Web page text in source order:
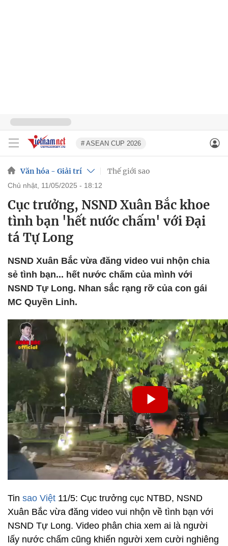
# ASEAN CUP 2026
Văn hóa - Giải trí Thế giới sao
chủ nhật, 11/05/2025 - 18:12
Cục trưởng, NSND Xuân Bắc khoe
tình bạn 'hết nước chấm' với Đại
tá Tự Long
NSND Xuân Bắc vừa đăng video vui nhộn chia
sẻ tình bạn... hết nước chấm của mình với
NSND Tự Long. Nhan sắc rạng rỡ của con gái
MC Quyền Linh.
Tin sao Việt 11/5: Cục trưởng cục NTBD, NSND
Xuân Bắc vừa đăng video vui nhộn về tình bạn với
NSND Tự Long. Video phân chia xem ai là người
lấy nước chấm cũng khiến người xem cười nghiêng